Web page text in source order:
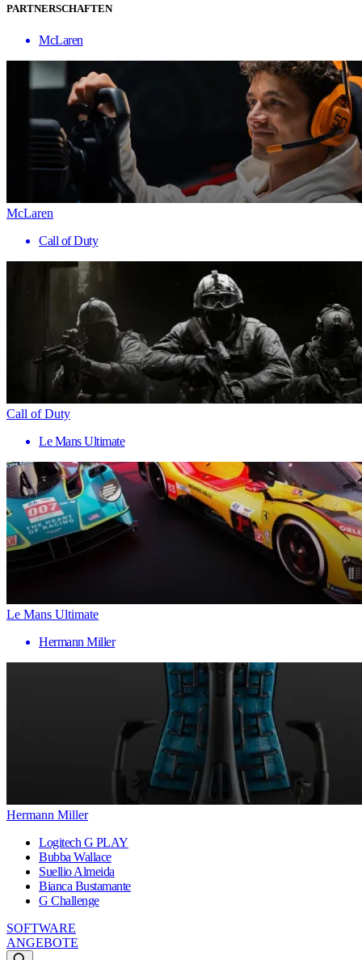
PARTNERSCHAFTEN
McLaren
McLaren
Call of Duty
Call of Duty
Le Mans Ultimate
Le Mans Ultimate
Hermann Miller
Hermann Miller
Logitech G PLAY
Bubba Wallace
Suellio Almeida
Bianca Bustamante
G Challenge
SOFTWARE
ANGEBOTE